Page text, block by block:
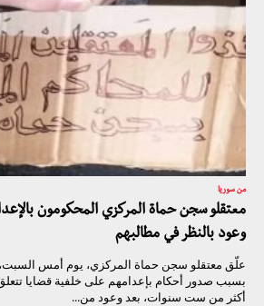
من سوريا
معتقلو سجن حماة المركزي المحكومون
وعود بالنظر في مطالبهم
علّق معتقلو سجن حماة المركزي، يوم أمس
بسبب صدور أحكام بإعدامهم على خلفية قضايا
أكثر من ست سنوات، بعد وعود من...